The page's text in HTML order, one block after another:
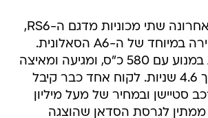
אודי גם מכרה לאחרונה שתי מכוניות מדגם ה-RS6,
גרסה חזקה ומהירה במיוחד של ה-A6 הסאלונית.
המכונית מצוידת במנוע עם 580 כ"ס, ומגיעה ומאיצה
ל-100 קמ"ש תוך 4.6 שניות. לקוח אחד כבר קיבל
סטיישן ובמחיר של מעל מיליון
ממתין לגרסת הסדאן שהוצגה